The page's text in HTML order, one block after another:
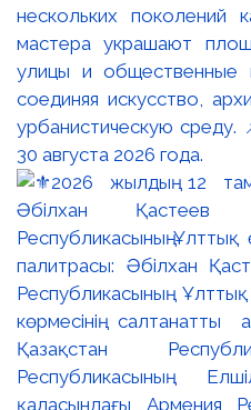
нескольких поколений
мастера украшают
улицы и общественные
соединяя искусство,
урбанистическую среду.
30 августа 2026 года.